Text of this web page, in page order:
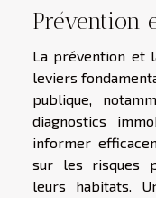
Prévention
La prévention et
leviers
publique,
diagnostics
informer
sur les risques
leurs habitats.